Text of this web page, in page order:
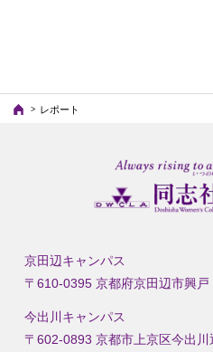
レポート
京田辺キャンパス
〒610-0395 京都府京田辺市興戸
今出川キャンパス
〒602-0893 京都市上京区今出川